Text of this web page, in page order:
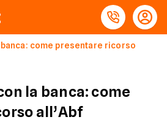
come presentare ricorso
la banca: come
all’Abf